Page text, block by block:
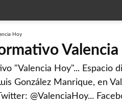
"Valencia Hoy"...
González Manrique, en
@ValenciaHoy...